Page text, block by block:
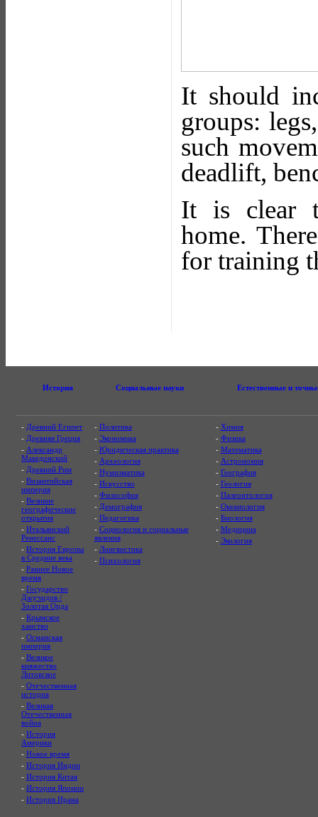
It should
groups:
such
deadlift,
It is clear
home.
for training
История Социальные науки Естественные и
- Древний Египет
- Древняя Греция
- Александр
Македонский
- Древний Рим
- Византийская
империя
- Великие
географические
открытия
- Итальянский
Ренессанс
- История Европы
в Средние века
- Раннее Новое
время
- Государство
Джучидов /
Золотая Орда
- Крымское
ханство
- Османская
империя
- Великое
княжество
Литовское
- Отечественная
история
- Великая
Отечественная
война
- История
Америки
- Новое время
- История Индии
- История Китая
- История Японии
- История Ирана
- Политика
- Экономика
- Юридическая практика
- Археология
- Нумизматика
- Искусство
- Философия
- Демография
- Педагогика
- Социология и социальные
явления
- Лингвистика
- Психология
- Химия
- Физика
- Математика
- Астрономия
- География
- Геология
- Палеонтология
- Океанология
- Биология
- Медицина
- Экология